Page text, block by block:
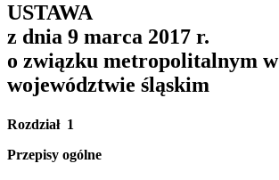
USTAWA
z dnia 9 marca 2017 r.
o związku metropolitalnym w
województwie śląskim
Rozdział 1
Przepisy ogólne